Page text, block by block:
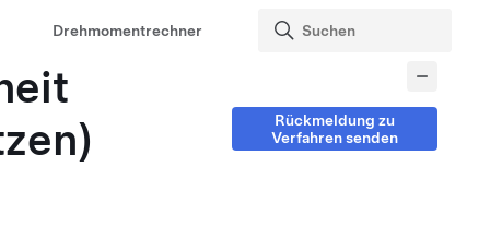
Drehmomentrechner
Rückmeldung zu
Verfahren senden